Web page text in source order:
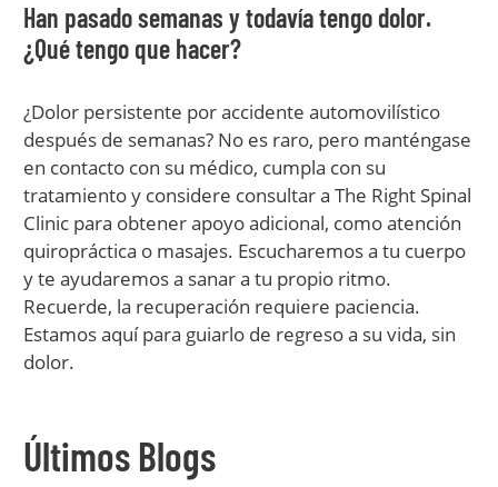
Han pasado semanas y todavía tengo dolor.
¿Qué tengo que hacer?
¿Dolor persistente por accidente automovilístico
después de semanas? No es raro, pero manténgase
en contacto con su médico, cumpla con su
tratamiento y considere consultar a The Right Spinal
Clinic para obtener apoyo adicional, como atención
quiropráctica o masajes. Escucharemos a tu cuerpo
y te ayudaremos a sanar a tu propio ritmo.
Recuerde, la recuperación requiere paciencia.
Estamos aquí para guiarlo de regreso a su vida, sin
dolor.
Últimos Blogs